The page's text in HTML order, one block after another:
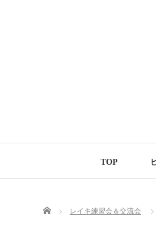
TOP
Home レイキ練習会＆交流会